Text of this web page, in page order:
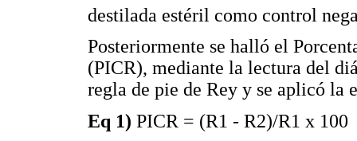
destilada estéril como control
Posteriormente se halló el
(PICR), mediante la lectura del
regla de pie de Rey y se aplicó la
Eq 1) PICR = (R1 - R2)/R1 x 100